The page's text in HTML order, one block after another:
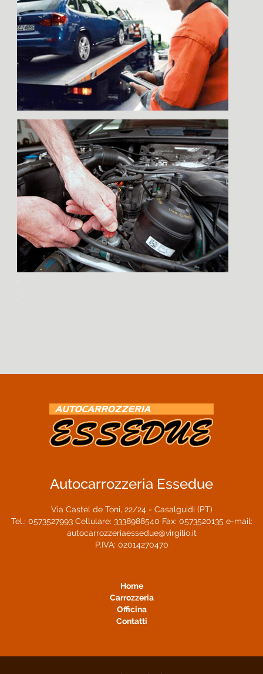
Autocarrozzeria Essedue
Via Castel de Toni, 22/24 - Casalguidi (PT)
Tel.: 0573527993Cellulare: 3338988540 Fax: 0573520135 e-mail:
autocarrozzeriaessedue@virgilio.it
P.IVA: 02014270470
Home
Carrozzeria
Officina
Contatti